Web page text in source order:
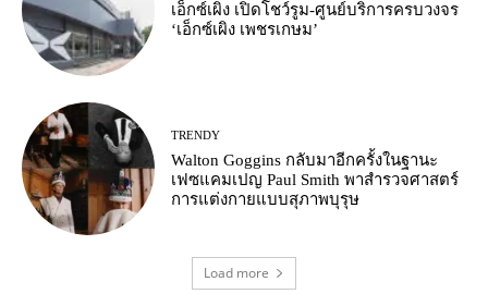
เอ็กซ์เผิง เปิดโชว์รูม-ศูนย์บริการครบวงจร
‘เอ็กซ์เผิง เพชรเกษม’
TRENDY
Walton Goggins กลับมาอีกครั้งในฐานะ
เฟซแคมเปญ Paul Smith พาสำรวจศาสตร์
การแต่งกายแบบสุภาพบุรุษ
Load more